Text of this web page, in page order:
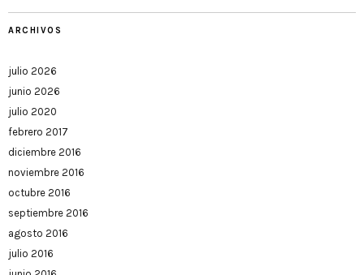
ARCHIVOS
julio 2026
junio 2026
julio 2020
febrero 2017
diciembre 2016
noviembre 2016
octubre 2016
septiembre 2016
agosto 2016
julio 2016